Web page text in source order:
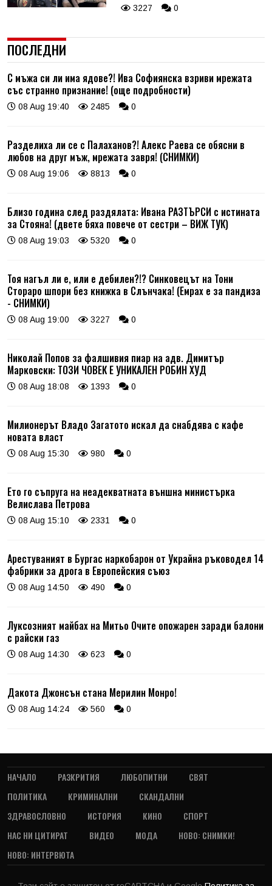
3227 0
ПОСЛЕДНИ
С мъжа си ли има ядове?! Ива Софиянска взриви мрежата
със странно признание! (още подробности)
08 Aug 19:40 2485 0
Разделиха ли се с Палаханов?! Алекс Раева се обясни в
любов на друг мъж, мрежата завря! (СНИМКИ)
08 Aug 19:06 8813 0
Близо година след раздялата: Ивана РАЗТЪРСИ с истината
за Стояна! (двете бяха повече от сестри – ВИЖ ТУК)
08 Aug 19:03 5320 0
Тоя нагъл ли е, или е дебилен?!? Синковецът на Тони
Стораро шпори без книжка в Слънчака! (Емрах е за пандиза
- СНИМКИ)
08 Aug 19:00 3227 0
Николай Попов за фалшивия пиар на адв. Димитър
Марковски: ТОЗИ ЧОВЕК Е УНИКАЛЕН РОБИН ХУД
08 Aug 18:08 1393 0
Милионерът Владо Загатото искал да снабдява с кафе
новата власт
08 Aug 15:30 980 0
Ето го съпруга на неадекватната външна министърка
Велислава Петрова
08 Aug 15:10 2331 0
Арестуваният в Бургас наркобарон от Украйна ръководел 14
фабрики за дрога в Европейския съюз
08 Aug 14:50 490 0
Луксозният майбах на Митьо Очите опожарен заради балони
с райски газ
08 Aug 14:30 623 0
Дакота Джонсън стана Мерилин Монро!
08 Aug 14:24 560 0
НАЧАЛО РАЗКРИТИЯ ЛЮБОПИТНИ
СВЯТ
ПОЛИТИКА
КРИМИНАЛНИ
СКАНДАЛНИ
ЗДРАВОСЛОВНО
ИСТОРИЯ КИНО
СПОРТ
НАС НИ ЦИТИРАТ
ВИДЕО МОДА
НОВО: СНИМКИ!
НОВО: ИНТЕРВЮТА